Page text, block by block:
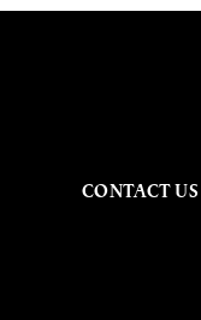
CONTACT US